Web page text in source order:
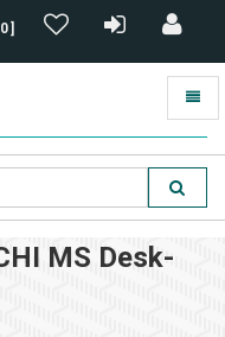
MS Desk-